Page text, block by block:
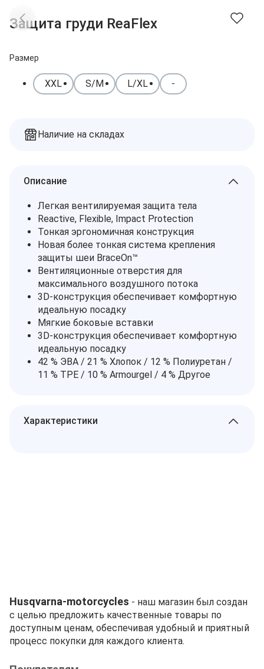
Доставка
Оплата
Подбор запчастей
Заказы
Корзина
Защита груди ReaFlex
Размер
XXL S/M L/XL -
Наличие на складах
Описание
Легкая вентилируемая защита тела
Reactive, Flexible, Impact Protection
Тонкая эргономичная конструкция
Новая более тонкая система крепления
защиты шеи BraceOn™
Вентиляционные отверстия для
максимального воздушного потока
3D-конструкция обеспечивает комфортную
идеальную посадку
Мягкие боковые вставки
3D-конструкция обеспечивает комфортную
идеальную посадку
42 % ЭВА / 21 % Хлопок / 12 % Полиуретан /
11 % TPE / 10 % Armourgel / 4 % Другое
Характеристики
Husqvarna-motorcycles - наш магазин был создан
с целью предложить качественные товары по
доступным ценам, обеспечивая удобный и приятный
процесс покупки для каждого клиента.